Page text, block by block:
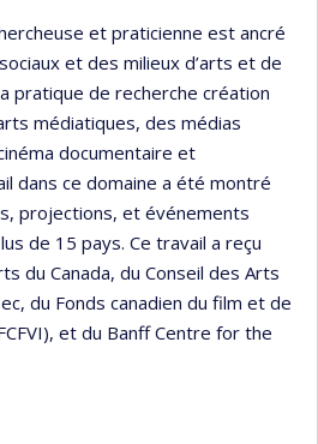
et praticienne est ancré
et des milieux d’arts et de
pratique de recherche création
médiatiques, des médias
documentaire et
dans ce domaine a été montré
projections, et événements
de 15 pays. Ce travail a reçu
du Canada, du Conseil des Arts
du Fonds canadien du film et de
et du Banff Centre for the